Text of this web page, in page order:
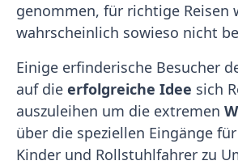
genommen, für richtige Reisen
wahrscheinlich sowieso nicht
Einige erfinderische Besucher
auf die erfolgreiche Idee sich
auszuleihen um die extremen
über die speziellen Eingänge
Kinder und Rollstuhlfahrer zu